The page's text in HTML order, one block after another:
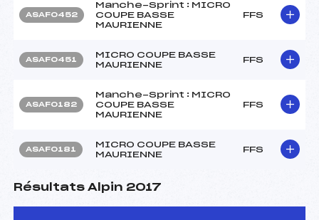
ASAF0452
Manche-Sprint : MICRO
COUPE BASSE
MAURIENNE
FFS
ASAF0451
MICRO COUPE BASSE
MAURIENNE
FFS
ASAF0182
Manche-Sprint : MICRO
COUPE BASSE
MAURIENNE
FFS
ASAF0181
MICRO COUPE BASSE
MAURIENNE
FFS
Résultats Alpin 2017